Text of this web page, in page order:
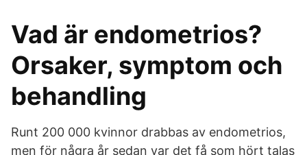
Vad är endometrios?
Orsaker, symptom och
behandling
Runt 200 000 kvinnor drabbas av endometrios,
men för några år sedan var det få som hört talas